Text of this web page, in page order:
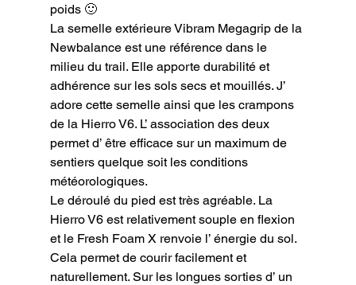
poids 🙂
La semelle extérieure Vibram Megagrip de la
Newbalance est une référence dans le
milieu du trail. Elle apporte durabilité et
adhérence sur les sols secs et mouillés. J’
adore cette semelle ainsi que les crampons
de la Hierro V6. L’ association des deux
permet d’ être efficace sur un maximum de
sentiers quelque soit les conditions
météorologiques.
Le déroulé du pied est très agréable. La
Hierro V6 est relativement souple en flexion
et le Fresh Foam X renvoie l’ énergie du sol.
Cela permet de courir facilement et
naturellement. Sur les longues sorties d’ un